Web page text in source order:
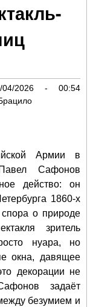
04/2026 - 00:54
Армии в
Сафонов
действо: он
1860-х
о природе
зритель
нуара, но
окна, давящее
декорации не
задаёт
безумием и